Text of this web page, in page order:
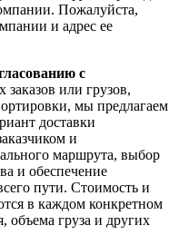
Пожалуйста,
и адрес ее
с
или грузов,
мы предлагаем
доставки
и
маршрута, выбор
и обеспечение
пути. Стоимость и
в каждом конкретном
объема груза и других